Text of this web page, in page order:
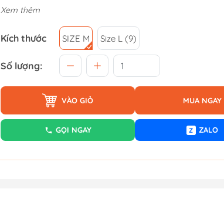
Xem thêm
Kích thước SIZE M Size L (9)
Số lượng:
VÀO GIỎ MUA NGAY
GỌI NGAY Z ZALO